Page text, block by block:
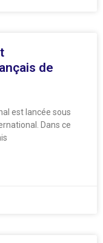
de
est lancée sous
Dans ce